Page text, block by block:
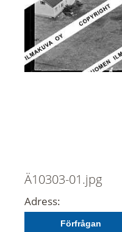
Ä10303-01.jpg
Adress:
Förfrågan